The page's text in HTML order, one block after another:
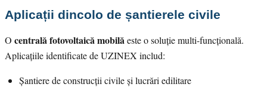
Aplicații dincolo de șantierele civile
O centrală fotovoltaică mobilăeste o soluție multi-funcțională.
Aplicațiile identificate de UZINEX includ:
Șantiere de construcții civile și lucrări edilitare